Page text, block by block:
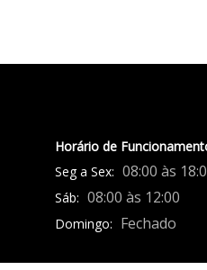
Horário de
Seg a Sex: 08:00 às
Sáb: 08:00 às 12:00
Domingo: Fechado